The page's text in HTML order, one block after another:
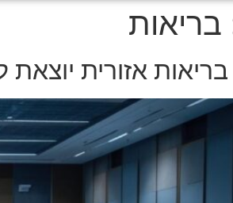
בריאות
אזורית יוצאת לדרך